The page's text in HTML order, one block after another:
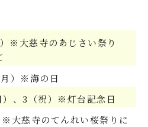
※大慈寺のあじさい祭り
）※海の日
、3（祝）※灯台記念日
大慈寺のてんれい桜祭りに